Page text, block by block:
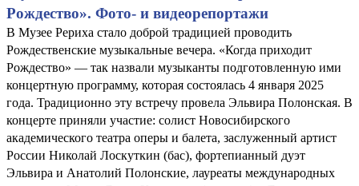
Рождество». Фото- и видеорепортажи
В Музее Рериха стало доброй традицией проводить
Рождественские музыкальные вечера. «Когда приходит
Рождество» — так назвали музыканты подготовленную ими
концертную программу, которая состоялась 4 января 2025
года. Традиционно эту встречу провела Эльвира Полонская. В
концерте приняли участие: солист Новосибирского
академического театра оперы и балета, заслуженный артист
России Николай Лоскуткин (бас), фортепианный дуэт
Эльвира и Анатолий Полонские, лауреаты международных